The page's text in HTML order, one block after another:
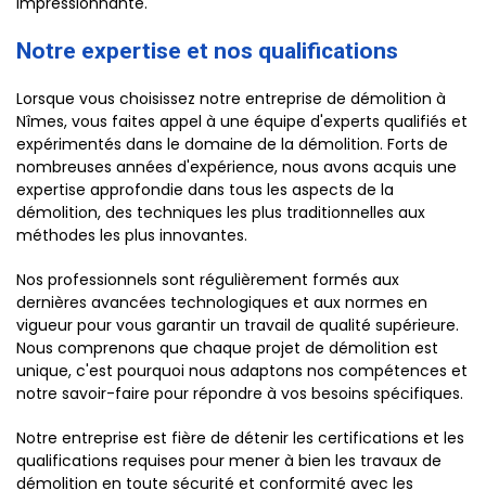
Notre expertise et nos qualifications
Lorsque vous choisissez notre entreprise de démolition à
Nîmes, vous faites appel à une équipe d'experts qualifiés et
expérimentés dans le domaine de la démolition. Forts de
nombreuses années d'expérience, nous avons acquis une
expertise approfondie dans tous les aspects de la
démolition, des techniques les plus traditionnelles aux
méthodes les plus innovantes.
Nos professionnels sont régulièrement formés aux
dernières avancées technologiques et aux normes en
vigueur pour vous garantir un travail de qualité supérieure.
Nous comprenons que chaque projet de démolition est
unique, c'est pourquoi nous adaptons nos compétences et
notre savoir-faire pour répondre à vos besoins spécifiques.
Notre entreprise est fière de détenir les certifications et les
qualifications requises pour mener à bien les travaux de
démolition en toute sécurité et conformité avec les